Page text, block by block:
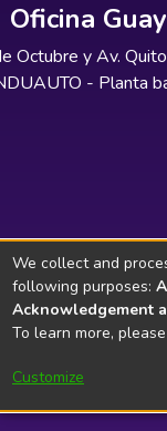
Oficina
Octubre y Av.
- Planta
We collect and
following purposes:
Acknowledgement
To learn more,
Customize